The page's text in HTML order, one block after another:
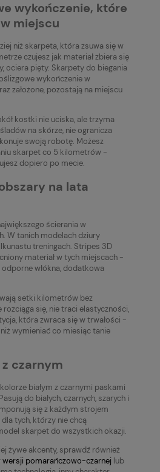
wykończenie, które
miejscu
niż skarpeta, która zsuwa się w
czujesz jak materiał zbiera się
ociera pięty. Skarpety do biegania
wykończenie w
założone, pozostają na miejscu
kostki nie uciska, ale trzyma
na skórze, nie ogranicza
swoją robotę. Możesz
skarpet co 5 kilometrów -
dopiero po mecie.
na lata
ścierania w
W tanich modelach dziury
treningach. Stripes 3D
materiał w tych miejscach -
włókna, dodatkowa
setki kilometrów bez
rozciąga się, nie traci elastyczności,
która zwraca się w trwałości -
wymieniać co miesiąc tanie
z czarnym
białym z czarnymi paskami
do białych, czarnych, szarych i
się z każdym strojem
tych, którzy nie chcą
skarpet do wszystkich okazji.
żywe akcenty, sprawdź również
pomarańczowo-czarnej lub